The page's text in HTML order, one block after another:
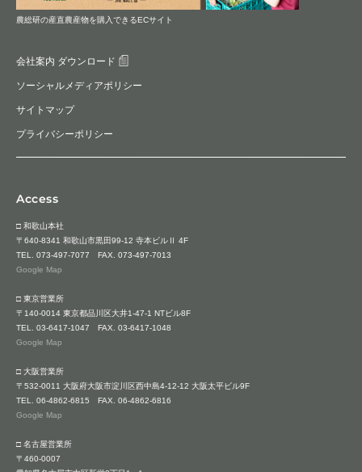
農総研の産直農産物を購入できるECサイト
会社案内 ダウンロード
ソーシャルメディアポリシー
サイトマップ
プライバシーポリシー
Access
□ 和歌山本社
〒640-8341 和歌山市黒田99-12 寺本ビルⅡ 4F
TEL. 073-497-7077 FAX. 073-497-7013
Google Map
□ 東京営業所
〒140-0014 東京都品川区大井1-47-1 NTビル8F
TEL. 03-6417-1047 FAX. 03-6417-1048
Google Map
□ 大阪営業所
〒532-0011 大阪府大阪市淀川区西中島4-12-12 大阪太平ビル9F
TEL. 06-4862-6815 FAX. 06-4862-6816
Google Map
□ 名古屋営業所
〒460-0007